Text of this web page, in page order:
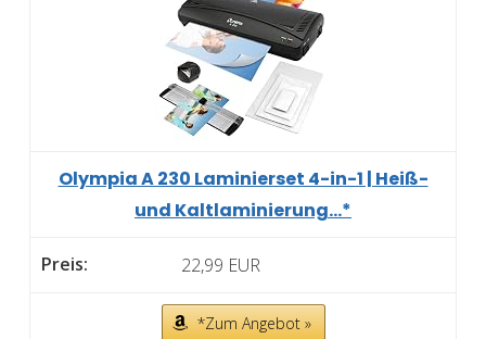
Olympia A 230 Laminierset 4-in-1 | Heiß-
und Kaltlaminierung...*
22,99 EUR
*Zum Angebot »